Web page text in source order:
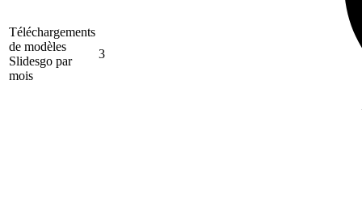
Téléchargements
de modèles
Slidesgo par
mois
3